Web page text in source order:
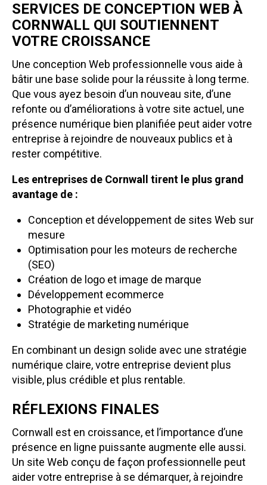
SERVICES DE CONCEPTION WEB À
CORNWALL QUI SOUTIENNENT
VOTRE CROISSANCE
Une conception Web professionnelle vous aide à
bâtir une base solide pour la réussite à long terme.
Que vous ayez besoin d’un nouveau site, d’une
refonte ou d’améliorations à votre site actuel, une
présence numérique bien planifiée peut aider votre
entreprise à rejoindre de nouveaux publics et à
rester compétitive.
Les entreprises de Cornwall tirent le plus grand
avantage de :
Conception et développement de sites Web sur
mesure
Optimisation pour les moteurs de recherche
(SEO)
Création de logo et image de marque
Développement ecommerce
Photographie et vidéo
Stratégie de marketing numérique
En combinant un design solide avec une stratégie
numérique claire, votre entreprise devient plus
visible, plus crédible et plus rentable.
RÉFLEXIONS FINALES
Cornwall est en croissance, et l’importance d’une
présence en ligne puissante augmente elle aussi.
Un site Web conçu de façon professionnelle peut
aider votre entreprise à se démarquer, à rejoindre